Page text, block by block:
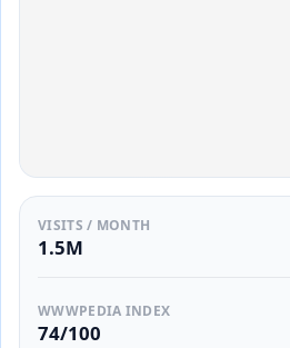
VISITS / MONTH
1.5M
WWWPEDIA INDEX
74/100